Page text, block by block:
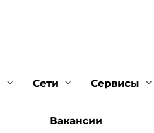
Сети Cервисы
Вакансии